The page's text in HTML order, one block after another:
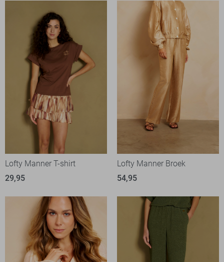
Lofty Manner T-shirt
29,95
Lofty Manner Broek
54,95